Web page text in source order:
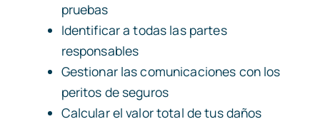
pruebas
Identificar a todas las partes
responsables
Gestionar las comunicaciones con los
peritos de seguros
Calcular el valor total de tus daños